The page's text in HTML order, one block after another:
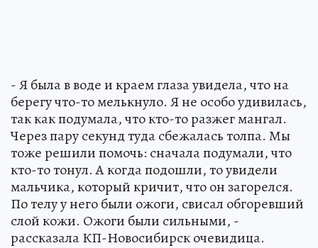
- Я была в воде и краем глаза увидела, что на
берегу что-то мелькнуло. Я не особо удивилась,
так как подумала, что кто-то разжег мангал.
Через пару секунд туда сбежалась толпа. Мы
тоже решили помочь: сначала подумали, что
кто-то тонул. А когда подошли, то увидели
мальчика, который кричит, что он загорелся.
По телу у него были ожоги, свисал обгоревший
слой кожи. Ожоги были сильными, -
рассказала КП-Новосибирск очевидица.